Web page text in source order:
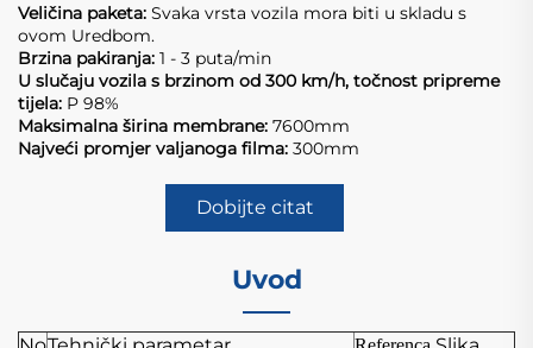
Veličina paketa: Svaka vrsta vozila mora biti u skladu s
ovom Uredbom.
Brzina pakiranja: 1 - 3 puta/min
U slučaju vozila s brzinom od 300 km/h, točnost pripreme
tijela: P 98%
Maksimalna širina membrane: 7600mm
Najveći promjer valjanoga filma: 300mm
Dobijte citat
Uvod